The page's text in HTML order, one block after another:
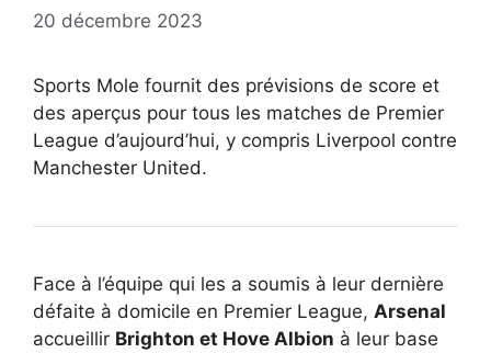
20 décembre 2023
Sports Mole fournit des prévisions de score et
des aperçus pour tous les matches de Premier
League d’aujourd’hui, y compris Liverpool contre
Manchester United.
Face à l’équipe qui les a soumis à leur dernière
défaite à domicile en Premier League, Arsenal
accueillir Brighton et Hove Albion à leur base